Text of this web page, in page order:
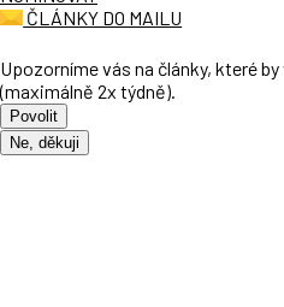
ČLÁNKY DO MAILU
Upozorníme vás na články, které
(maximálně 2x týdně).
Povolit
Ne, děkuji